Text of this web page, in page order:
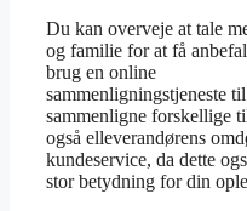
Du kan overveje at tale
og familie for at få
brug en online
sammenligningstjeneste
sammenligne forskellige
også elleverandørens
kundeservice, da dette
stor betydning for din